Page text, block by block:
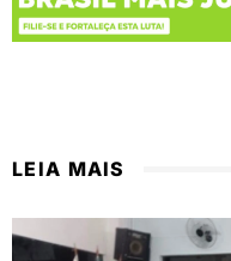
LEIA MAIS